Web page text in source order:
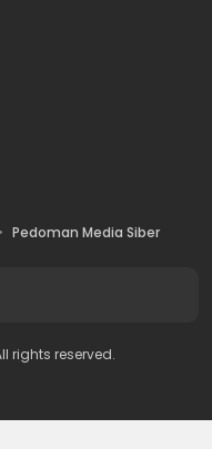
Pedoman Media Siber
rights reserved.